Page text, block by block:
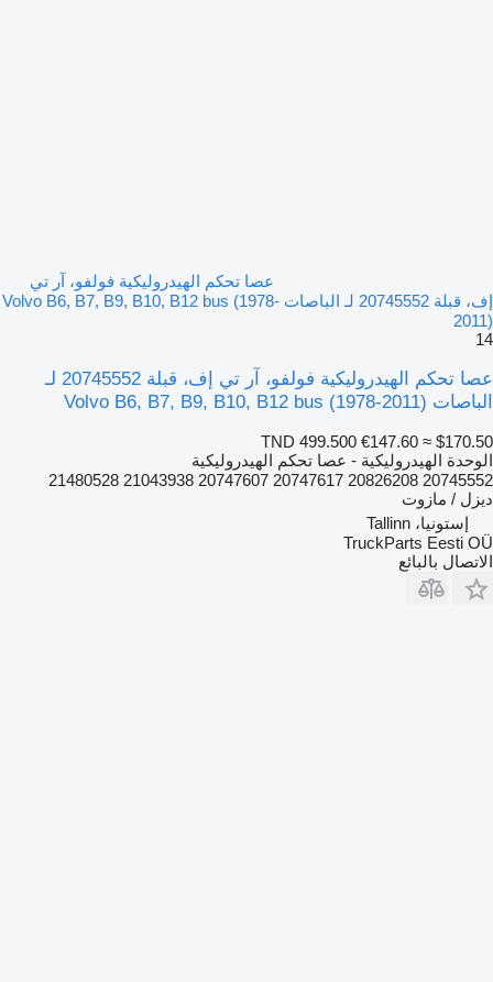
عصا تحكم الهيدروليكية فولفو، آر تي
إف، قبلة 20745552 لـ الباصات Volvo B6, B7, B9, B10, B12 bus (1978-
2011)
14
عصا تحكم الهيدروليكية فولفو، آر تي إف، قبلة 20745552 لـ
الباصات Volvo B6, B7, B9, B10, B12 bus (1978-2011)
TND 499.500 €147.60 ≈ $170.50
الوحدة الهيدروليكية - عصا تحكم الهيدروليكية
20745552 20826208 20747617 20747607 21043938 21480528
ديزل / مازوت
إستونيا، Tallinn
TruckParts Eesti OÜ
الاتصال بالبائع